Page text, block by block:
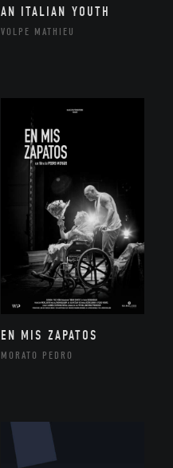
AN ITALIAN YOUTH
VOLPE MATHIEU
EN MIS ZAPATOS
MORATO PEDRO